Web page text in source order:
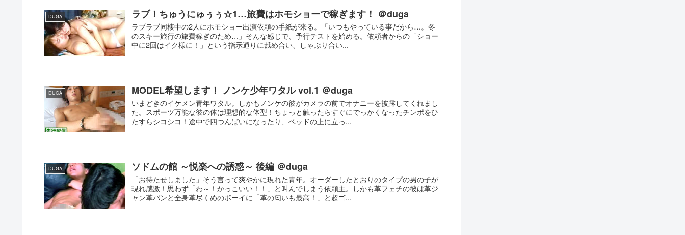
DUGA ラブ！ちゅうにゅぅぅ☆1…旅費はホモショーで稼ぎます！ ＠duga
ラブラブ同棲中の2人にホモショー出演依頼の手紙が来る。「いつもやっている事だから…。冬
のスキー旅行の旅費稼ぎのため…」そんな感じで、予行テストを始める。依頼者からの「ショー
中に2回はイク様に！」という指示通りに舐め合い、しゃぶり合い...
DUGA MODEL希望します！ ノンケ少年ワタル vol.1 ＠duga
いまどきのイケメン青年ワタル。しかもノンケの彼がカメラの前でオナニーを披露してくれまし
た。スポーツ万能な彼の体は理想的な体型！ちょっと触ったらすぐにでっかくなったチンポをひ
たすらシコシコ！途中で四つんばいになったり、ベッドの上に立っ...
DUGA ソドムの館 ～悦楽への誘惑～ 後編 ＠duga
「お待たせしました」そう言って爽やかに現れた青年。オーダーしたとおりのタイプの男の子が
現れ感激！思わず「わ～！かっこいい！！」と叫んでしまう依頼主。しかも革フェチの彼は革ジ
ャン革パンと全身革尽くめのボーイに「革の匂いも最高！」と超ゴ...